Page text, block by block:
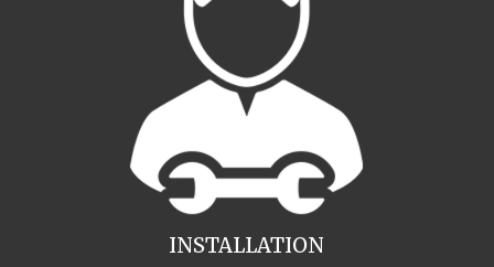
INSTALLATION